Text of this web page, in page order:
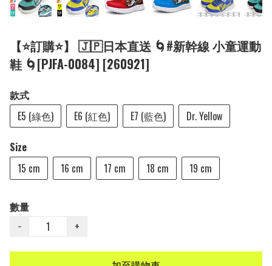
【⭐訂購⭐】 🇯🇵日本直送 🌀#新幹線 小童運動
鞋 🌀[PJFA-0084] [260921]
款式
E5 (綠色)
E6 (紅色) E7 (藍色) Dr. Yellow
Size
15 cm
16 cm 17 cm 18 cm 19 cm
數量
−
+